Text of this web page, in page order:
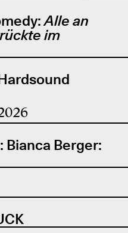
Alle an
im
Bianca Berger: